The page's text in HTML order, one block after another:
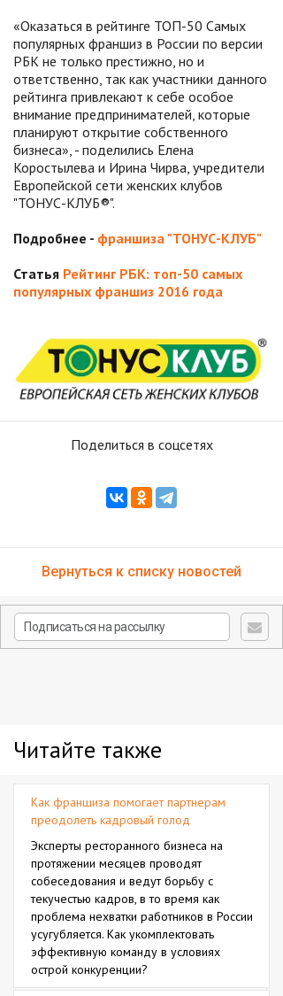
«Оказаться в рейтинге ТОП-50 Самых
популярных франшиз в России по версии
РБК не только престижно, но и
ответственно, так как участники данного
рейтинга привлекают к себе особое
внимание предпринимателей, которые
планируют открытие собственного
бизнеса», - поделились Елена
Коростылева и Ирина Чирва, учредители
Европейской сети женских клубов
"ТОНУС-КЛУБ®".
Подробнее - франшиза "ТОНУС-КЛУБ"
Статья Рейтинг РБК: топ-50 самых
популярных франшиз 2016 года
Поделиться в соцсетях
Вернуться к списку новостей
Читайте также
Как франшиза помогает партнерам
преодолеть кадровый голод
Эксперты ресторанного бизнеса на
протяжении месяцев проводят
собеседования и ведут борьбу с
текучестью кадров, в то время как
проблема нехватки работников в России
усугубляется. Как укомплектовать
эффективную команду в условиях
острой конкуренции?